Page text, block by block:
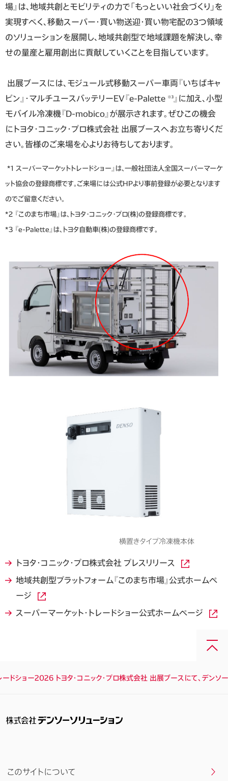
場』は、地域共創とモビリティの力で「もっといい社会づくり」を
実現すべく、移動スーパー・買い物送迎・買い物宅配の3つ領域
のソリューションを展開し、地域共創型で地域課題を解決し、幸
せの量産と雇用創出に貢献していくことを目指しています。
出展ブースには、モジュール式移動スーパー車両『いちばキャ
ビン』・マルチユースバッテリーEV『e-Palette ※3』に加え、小型
モバイル冷凍機『D-mobico』が展示されます。ぜひこの機会
にトヨタ・コニック・プロ株式会社 出展ブースへお立ち寄りくだ
さい。皆様のご来場を心よりお待ちしております。
*1 スーパーマーケットトレードショー』は、一般社団法人全国スーパーマーケ
ット協会の登録商標です。ご来場には公式HPより事前登録が必要となります
のでご留意ください。
*2 『このまち市場』は、トヨタ・コニック・プロ(株)の登録商標です。
*3 『e-Palette』は、トヨタ自動車(株)の登録商標です。
横置きタイプ冷凍機本体
トヨタ・コニック・プロ株式会社 プレスリリース
地域共創型プラットフォーム『このまち市場』公式ホームペ
ージ
スーパーマーケット・トレードショー公式ホームページ
上
ードショー2026 トヨタ・コニック・プロ株式会社 出展ブースにて、デン
このサイトについて